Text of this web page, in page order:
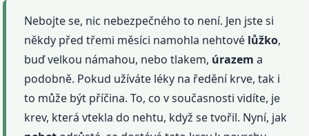
Nebojte se, nic nebezpečného to není. Jen jste si
někdy před třemi měsíci namohla nehtové lůžko,
buď velkou námahou, nebo tlakem, úrazem a
podobně. Pokud užíváte léky na ředění krve, tak i
to může být příčina. To, co v současnosti vidíte, je
krev, která vtekla do nehtu, když se tvořil. Nyní, jak